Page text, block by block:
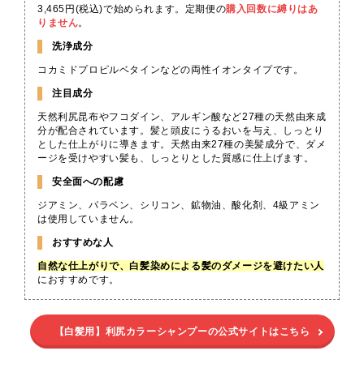
3,465円(税込)で始められます。定期便の購入回数に縛りはあ
りません。
洗浄成分
コカミドプロピルベタインなどの両性イオンタイプです。
注目成分
天然利尻昆布やフコダイン、アルギン酸など27種の天然由来成
分が配合されています。髪と頭皮にうるおいを与え、しっとり
とした仕上がりに導きます。天然由来27種の美髪成分で、ダメ
ージを受けやすい髪も、しっとりとした質感に仕上げます。
安全面への配慮
ジアミン、パラベン、シリコン、鉱物油、酸化剤、4級アミン
は使用していません。
おすすめな人
自然な仕上がりで、白髪染めによる髪のダメージを避けたい人
におすすめです。
【白髪用】利尻カラーシャンプーの公式サイトはこちら